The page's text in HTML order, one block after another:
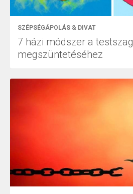
SZÉPSÉGÁPOLÁS & DIVAT
7 házi módszer a testszag
megszüntetéséhez